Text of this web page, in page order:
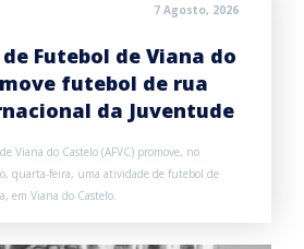
7 Agosto, 2026
Futebol de Viana do
futebol de rua
da Juventude
Viana do Castelo (AFVC) promove, no
quarta-feira, uma atividade de futebol de
em Viana do Castelo.